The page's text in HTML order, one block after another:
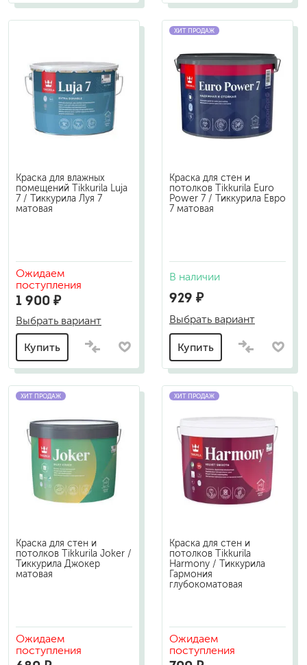
Краска для влажных
помещений Tikkurila Luja
7 / Тиккурила Луя 7
матовая
Ожидаем
поступления
1 900 ₽
Выбрать вариант
Купить
ХИТ ПРОДАЖ
Краска для стен и
потолков Tikkurila Euro
Power 7 / Тиккурила Евро
7 матовая
В наличии
929 ₽
Выбрать вариант
Купить
ХИТ ПРОДАЖ
Краска для стен и
потолков Tikkurila Joker /
Тиккурила Джокер
матовая
Ожидаем
поступления
ХИТ ПРОДАЖ
Краска для стен и
потолков Tikkurila
Harmony / Тиккурила
Гармония
глубокоматовая
Ожидаем
поступления